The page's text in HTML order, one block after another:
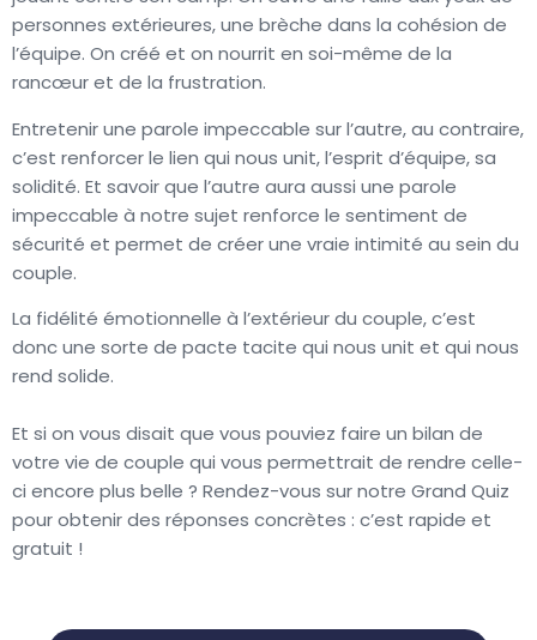
personnes extérieures, une brèche dans la cohésion de
l’équipe. On créé et on nourrit en soi-même de la
rancœur et de la frustration.
Entretenir une parole impeccable sur l’autre, au contraire,
c’est renforcer le lien qui nous unit, l’esprit d’équipe, sa
solidité. Et savoir que l’autre aura aussi une parole
impeccable à notre sujet renforce le sentiment de
sécurité et permet de créer une vraie intimité au sein du
couple.
La fidélité émotionnelle à l’extérieur du couple, c’est
donc une sorte de pacte tacite qui nous unit et qui nous
rend solide.
Et si on vous disait que vous pouviez faire un bilan de
votre vie de couple qui vous permettrait de rendre celle-
ci encore plus belle ? Rendez-vous sur notre Grand Quiz
pour obtenir des réponses concrètes : c’est rapide et
gratuit !